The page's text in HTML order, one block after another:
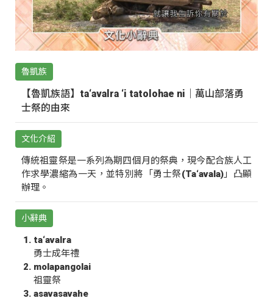
魯凱族
【魯凱族語】ta‘avalra ‘i tatolohae ni｜萬山部落勇
士祭的由來
文化介紹
傳統祖靈祭是一系列為期四個月的祭典，現今配合族人工
作求學濃縮為一天，並特別將「勇士祭(Ta‘avala)」凸顯
辦理。
小辭典
ta‘avalra
勇士成年禮
molapangolai
祖靈祭
asavasavahe